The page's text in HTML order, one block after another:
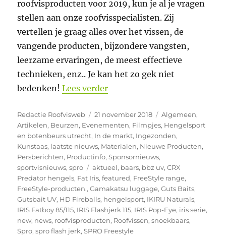
roofvisproducten voor 2019, kun je al je vragen
stellen aan onze roofvisspecialisten. Zij
vertellen je graag alles over het vissen, de
vangende producten, bijzondere vangsten,
leerzame ervaringen, de meest effectieve
technieken, enz.. Je kan het zo gek niet
bedenken!Lees verder“SPRO aanwezig op de
Auteur
Redactie Roofvisweb
Geplaatst
op
21 november 2018 Categorieën
Algemeen,
Artikelen, Beurzen, Evenementen, Filmpjes, Hengelsport
en botenbeurs utrecht, In de markt, Ingezonden,
Kunstaas, laatste nieuws, Materialen, Nieuwe Producten,
Persberichten, Productinfo,Sponsornieuws,
sportvisnieuws,spro Tags
aktueel, baars, bbz uv,CRX
Predator hengels, Fat Iris,featured, FreeStyle range,
FreeStyle-producten.,Gamakatsu luggage,Guts Baits,
Gutsbait UV, HD Fireballs, hengelsport, IKIRU Naturals,
IRIS Fatboy 85/115, IRIS Flashjerk 115, IRIS Pop-Eye, iris serie,
new, news, roofvisproducten, Roofvissen,snoekbaars,
Spro,spro flash jerk,SPRO Freestyle